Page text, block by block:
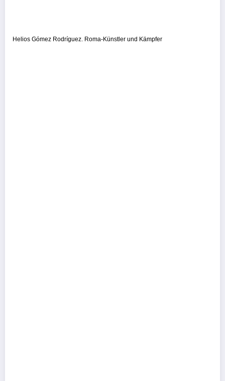
Helios Gómez Rodríguez. Roma-Künstler und Kämpfer